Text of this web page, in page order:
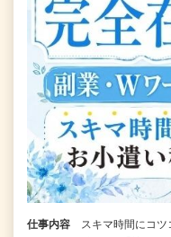
仕事内容
スキマ時間にコ